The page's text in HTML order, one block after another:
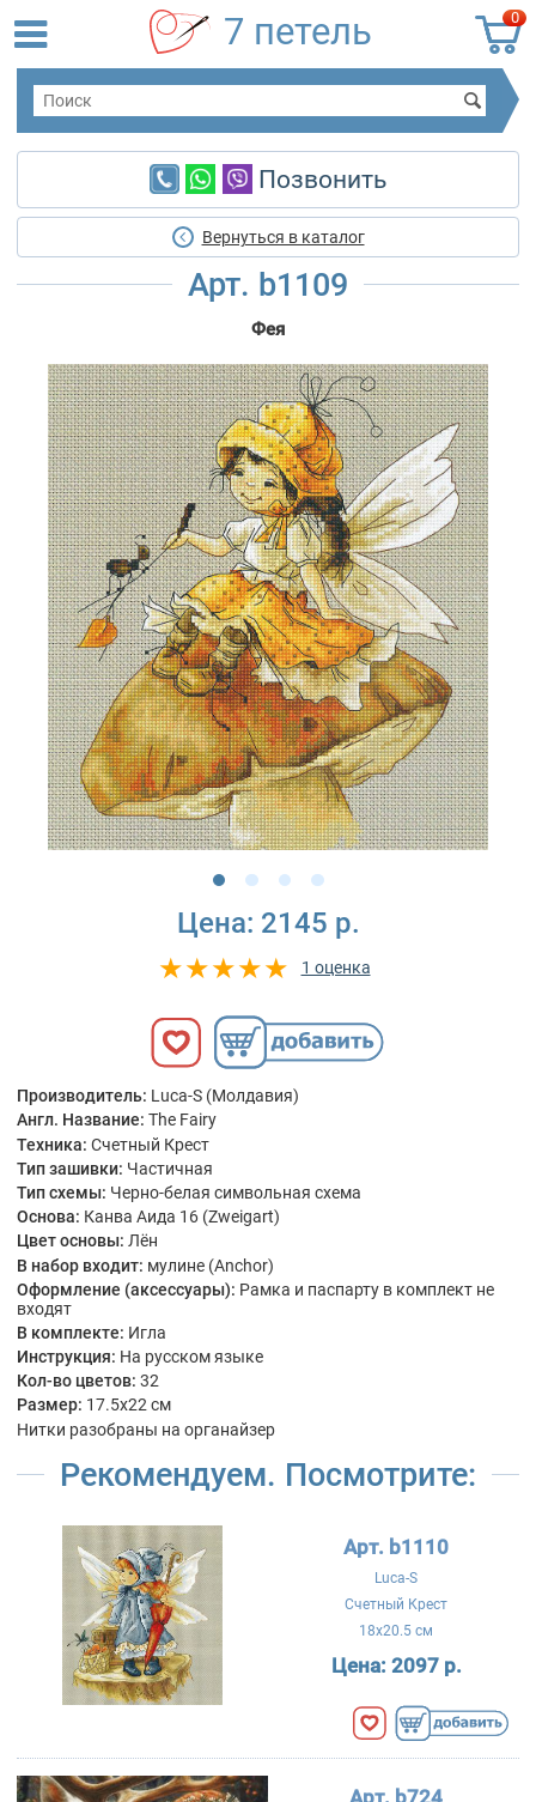
0
7 петель
Позвонить
Вернуться в каталог
Арт. b1109
Фея
Цена: 2145 р.
1 оценка
Производитель: Luca-S (Молдавия)
Англ. Название: The Fairy
Техника: Счетный Крест
Тип зашивки: Частичная
Тип схемы: Черно-белая символьная схема
Основа: Канва Аида 16 (Zweigart)
Цвет основы: Лён
В набор входит: мулине (Anchor)
Оформление (аксессуары): Рамка и паспарту в комплект не
входят
В комплекте: Игла
Инструкция: На русском языке
Кол-во цветов: 32
Размер: 17.5x22 см
Нитки разобраны на органайзер
Рекомендуем. Посмотрите:
Арт. b1110
Luca-S
Счетный Крест
18x20.5 см
Цена: 2097 р.